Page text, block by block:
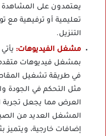
يعتمدون على
تعليمية أو ترفيهية مع
التنزيل.
مشغل الفيديوهات:
بمشغل فيديوهات
في طريقة تشغيل
مثل التحكم في الجودة
العرض مما يجعل تجربة
المشغل العديد من
إضافات خارجية، ويتميز